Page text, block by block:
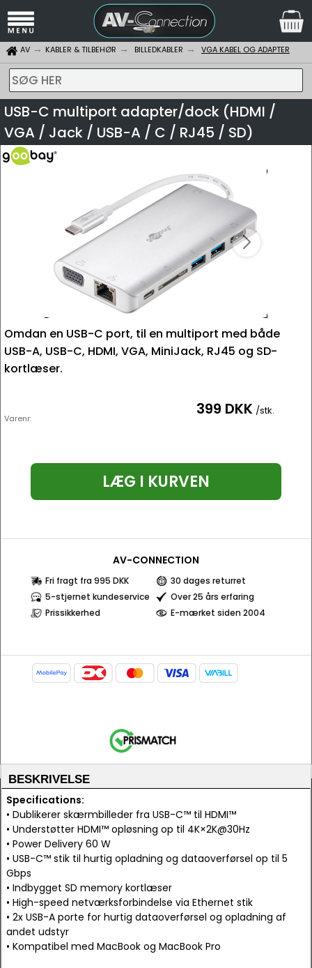
AV KABLER & TILBEHØR BILLEDKABLER VGA KABEL OG ADAPTER
SØG HER
USB-C multiport adapter/dock (HDMI /
VGA / Jack / USB-A / C / RJ45 / SD)
Omdan en USB-C port, til en multiport med både
USB-A, USB-C, HDMI, VGA, MiniJack, RJ45 og SD-
kortlæser.
Varenr: 399 DKK /stk.
LÆG I KURVEN
AV-CONNECTION
Fri fragt fra 995 DKK
30 dages returret
5-stjernet kundeservice
Over 25 års erfaring
Prissikkerhed
E-mærket siden 2004
BESKRIVELSE
Specifications:
• Dublikerer skærmbilleder fra USB-C™ til HDMI™
• Understøtter HDMI™ opløsning op til 4K×2K@30Hz
• Power Delivery 60 W
• USB-C™ stik til hurtig opladning og dataoverførsel op til 5
Gbps
• Indbygget SD memory kortlæser
• High-speed netværksforbindelse via Ethernet stik
• 2x USB-A porte for hurtig dataoverførsel og opladning af
andet udstyr
• Kompatibel med MacBook og MacBook Pro